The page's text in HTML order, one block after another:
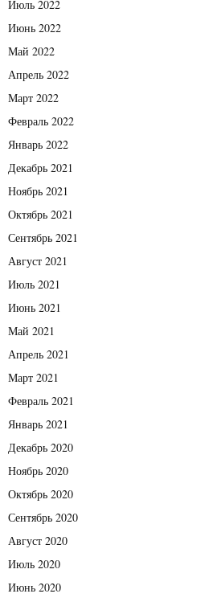
Июль 2022
Июнь 2022
Май 2022
Апрель 2022
Март 2022
Февраль 2022
Январь 2022
Декабрь 2021
Ноябрь 2021
Октябрь 2021
Сентябрь 2021
Август 2021
Июль 2021
Июнь 2021
Май 2021
Апрель 2021
Март 2021
Февраль 2021
Январь 2021
Декабрь 2020
Ноябрь 2020
Октябрь 2020
Сентябрь 2020
Август 2020
Июль 2020
Июнь 2020